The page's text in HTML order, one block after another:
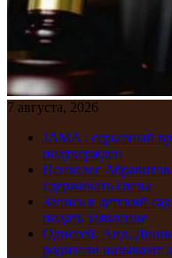
7 августа, 2026
JAMA : серьезный
подтвержден
Психолог
сдерживать слезы
Запись в детский
подать заявление
Одиссей, Аид,
родители называют